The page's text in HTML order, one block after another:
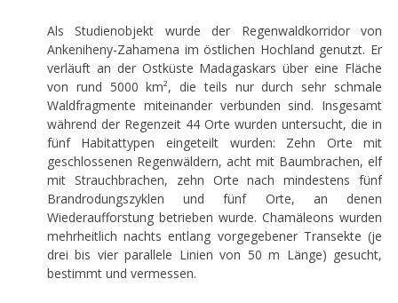
Als Studienobjekt wurde der Regenwaldkorridor von
Ankeniheny-Zahamena im östlichen Hochland genutzt. Er
verläuft an der Ostküste Madagaskars über eine Fläche
von rund 5000 km², die teils nur durch sehr schmale
Waldfragmente miteinander verbunden sind. Insgesamt
während der Regenzeit 44 Orte wurden untersucht, die in
fünf Habitattypen eingeteilt wurden: Zehn Orte mit
geschlossenen Regenwäldern, acht mit Baumbrachen, elf
mit Strauchbrachen, zehn Orte nach mindestens fünf
Brandrodungszyklen und fünf Orte, an denen
Wiederaufforstung betrieben wurde. Chamäleons wurden
mehrheitlich nachts entlang vorgegebener Transekte (je
drei bis vier parallele Linien von 50 m Länge) gesucht,
bestimmt und vermessen.